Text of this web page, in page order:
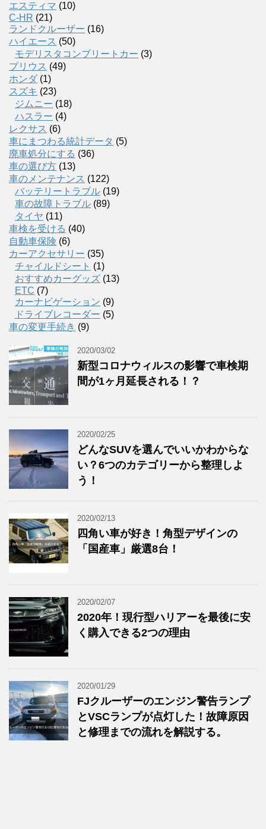
エスティマ (10)
C-HR (21)
ランドクルーザー (16)
ハイエース (50)
モデリスタコンプリートカー (3)
プリウス (49)
ホンダ (1)
スズキ (23)
ジムニー (18)
ハスラー (4)
レクサス (6)
車にまつわる統計データ (5)
廃車処分にする (36)
車の選び方 (13)
車のメンテナンス (122)
バッテリートラブル (19)
車の故障トラブル (89)
タイヤ (11)
車検を受ける (40)
自動車保険 (6)
カーアクセサリー (35)
チャイルドシート (1)
おすすめカーグッズ (13)
ETC (7)
カーナビゲーション (9)
ドライブレコーダー (5)
車の変更手続き (9)
2020/03/02
新型コロナウィルスの影響で車検期
間が1ヶ月延長される！？
2020/02/25
どんなSUVを選んでいいかわからな
い？6つのカテゴリーから整理しよ
う！
2020/02/13
四角い車が好き！角型デザインの
「国産車」厳選8台！
2020/02/07
2020年！現行型ハリアーを最後に安
く購入できる2つの理由
2020/01/29
FJクルーザーのエンジン警告ランプ
とVSCランプが点灯した！故障原因
と修理までの流れを解説する。